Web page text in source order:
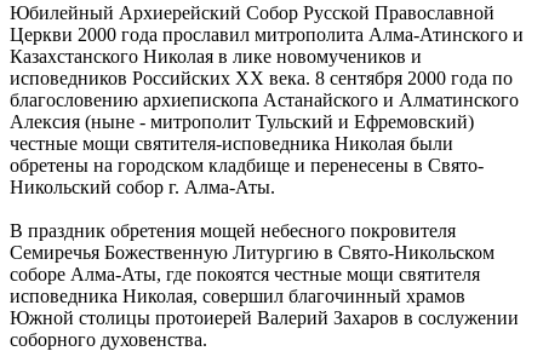
Юбилейный Архиерейский Собор Русской Православной
Церкви 2000 года прославил митрополита Алма-Атинского и
Казахстанского Николая в лике новомучеников и
исповедников Российских ХХ века. 8 сентября 2000 года по
благословению архиепископа Астанайского и Алматинского
Алексия (ныне - митрополит Тульский и Ефремовский)
честные мощи святителя-исповедника Николая были
обретены на городском кладбище и перенесены в Свято-
Никольский собор г. Алма-Аты.
В праздник обретения мощей небесного покровителя
Семиречья Божественную Литургию в Свято-Никольском
соборе Алма-Аты, где покоятся честные мощи святителя
исповедника Николая, совершил благочинный храмов
Южной столицы протоиерей Валерий Захаров в сослужении
соборного духовенства.